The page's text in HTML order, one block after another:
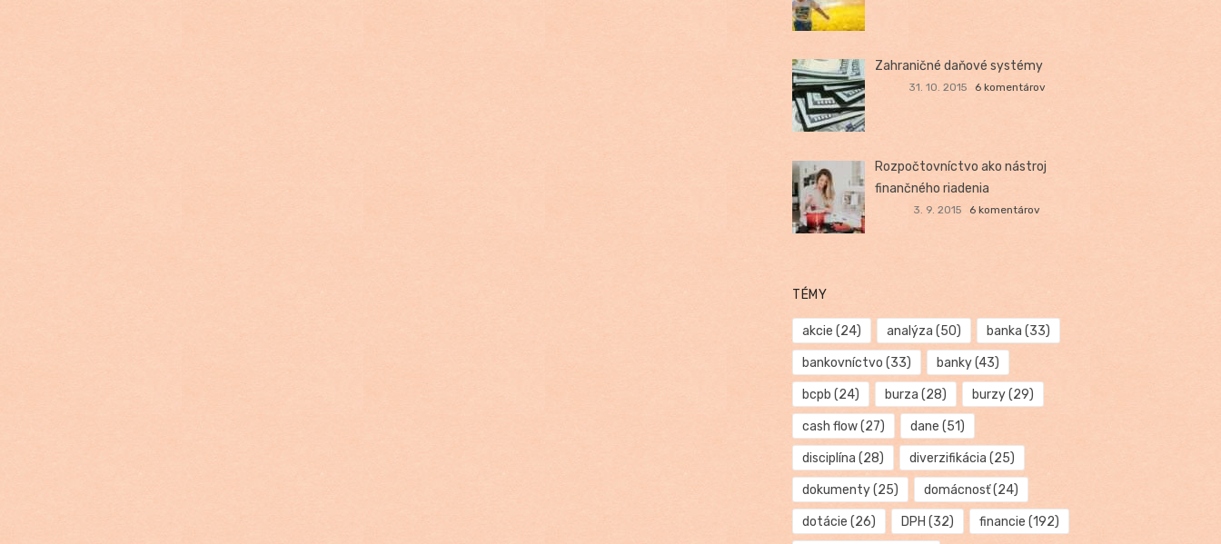
Zahraničné daňové systémy
31. 10. 2015 6 komentárov
Rozpočtovníctvo ako nástroj
finančného riadenia
3. 9. 2015 6 komentárov
TÉMY
akcie (24) analýza (50) banka (33)
bankovníctvo (33) banky(43)
bcpb (24) burza (28) burzy(29)
cash flow(27) dane (51)
disciplína (28) diverzifikácia (25)
dokumenty(25) domácnosť(24)
dotácie (26) DPH (32) financie (192)